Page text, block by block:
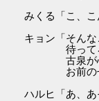
みくる「こ、こ
キョン「そん
待ってろ
古泉が心臓
お前のせい
ハルヒ「あ、あ